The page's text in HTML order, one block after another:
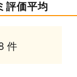
評価平均
件